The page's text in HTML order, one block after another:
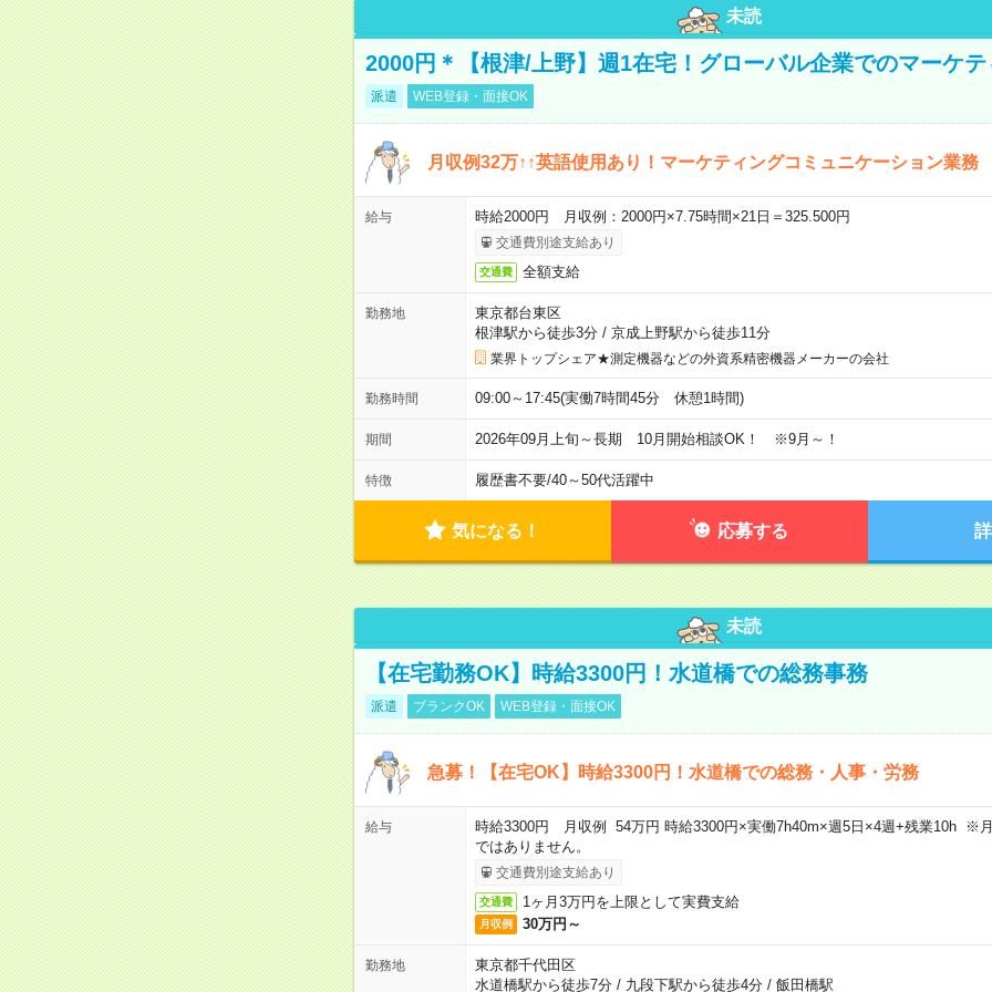
未読
2000円＊【根津/上野】週1在宅！グローバル企業でのマーケテ
派遣 WEB登録・面接OK
月収例32万↑↑英語使用あり！マーケティングコミュニケーション業務
給与 時給2000円 月収例：2000円×7.75時間×21日＝325.500円
交通費別途支給あり
交通費 全額支給
勤務地
東京都台東区
根津駅から徒歩3分/ 京成上野駅から徒歩11分
業界トップシェア★測定機器などの外資系精密機器メーカーの会社
勤務時間 09:00～17:45(実働7時間45分 休憩1時間)
期間 2026年09月上旬～長期 10月開始相談OK！ ※9月～！
特徴 履歴書不要/40～50代活躍中
気になる！ 応募する
未読
【在宅勤務OK】時給3300円！水道橋での総務事務
派遣 ブランクOK WEB登録・面接OK
急募！【在宅OK】時給3300円！水道橋での総務・人事・労務
給与
時給3300円 月収例 54万円 時給3300円×実働7h40m×週5日×4週+残業10h ※
ではありません。
交通費別途支給あり
交通費 1ヶ月3万円を上限として実費支給
月収例 30万円～
勤務地
東京都千代田区
水道橋駅から徒歩7分/ 九段下駅から徒歩4分/ 飯田橋駅